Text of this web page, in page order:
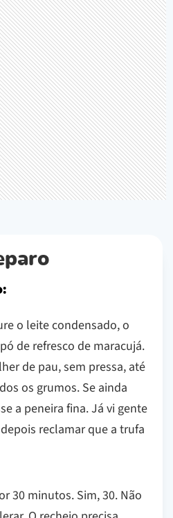
o leite condensado, o
de refresco de maracujá.
de pau, sem pressa, até
os grumos. Se ainda
a peneira fina. Já vi gente
reclamar que a trufa
30 minutos. Sim, 30. Não